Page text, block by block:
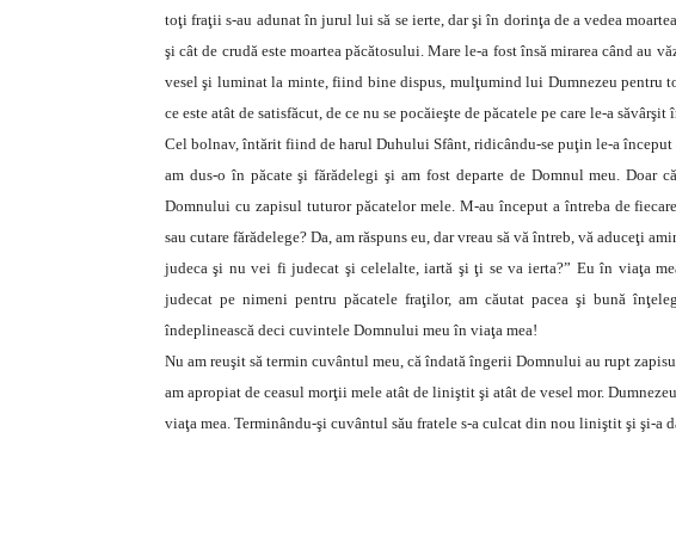
toţi fraţii s-au adunat în jurul lui să se ierte, dar şi în dorinţa de a vedea
şi cât de crudă este moartea păcătosului. Mare le-a fost însă mirarea când au
vesel şi luminat la minte, fiind bine dispus, mulţumind lui Dumnezeu pentru
ce este atât de satisfăcut, de ce nu se pocăieşte de păcatele pe care le-a
Cel bolnav, întărit fiind de harul Duhului Sfânt, ridicându-se puţin le-a
am dus-o în păcate şi fărădelegi şi am fost departe de Domnul meu.
Domnului cu zapisul tuturor păcatelor mele. M-au început a întreba de
sau cutare fărădelege? Da, am răspuns eu, dar vreau să vă întreb, vă aduceţi
judeca şi nu vei fi judecat şi celelalte, iartă şi ţi se va ierta?” Eu în viaţa
judecat pe nimeni pentru păcatele fraţilor, am căutat pacea şi bună
îndeplinească deci cuvintele Domnului meu în viaţa mea!
Nu am reuşit să termin cuvântul meu, că îndată îngerii Domnului au rupt
am apropiat de ceasul morţii mele atât de liniştit şi atât de vesel mor.
viaţa mea. Terminându-şi cuvântul său fratele s-a culcat din nou liniştit şi şi-a